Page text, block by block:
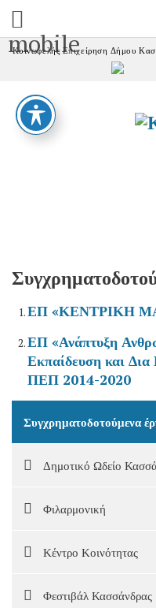
mobile
Κοινωφελής Επιχείρηση Δήμου
ΕΠ «ΚΕΝΤΡΙΚΗ
ΕΠ «Ανάπτυξη
Εκπαίδευση και
ΠΕΠ 2014-2020
Συγχρηματοδοτούμενα
Δημοτικό Ωδείο
Φιλαρμονική
Κέντρο Κοινότητας
Φεστιβάλ Κασσάνδρας